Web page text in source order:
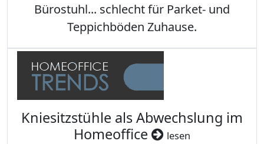
Bürostuhl... schlecht für Parket- und
Teppichböden Zuhause.
Kniesitzstühle als Abwechslung im
Homeoffice
lesen